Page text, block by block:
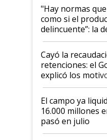
"Hay normas
como si el
delincuente”: la
al Congreso
habló del
Cayó la
retenciones: el
explicó los
El campo ya
16.000 millones
pasó en julio